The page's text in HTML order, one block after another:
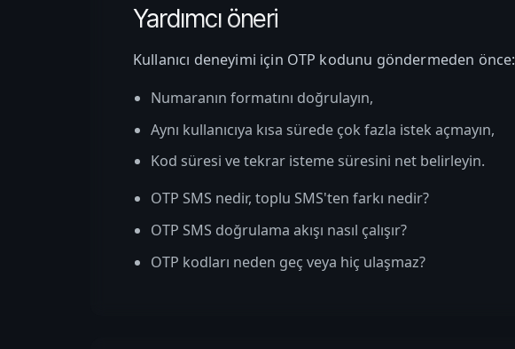
Yardımcı öneri
Kullanıcı deneyimi için OTP kodunu göndermeden önce:
Numaranın formatını doğrulayın,
Aynı kullanıcıya kısa sürede çok fazla istek açmayın,
Kod süresi ve tekrar isteme süresini net belirleyin.
OTP SMS nedir, toplu SMS'ten farkı nedir?
OTP SMS doğrulama akışı nasıl çalışır?
OTP kodları neden geç veya hiç ulaşmaz?